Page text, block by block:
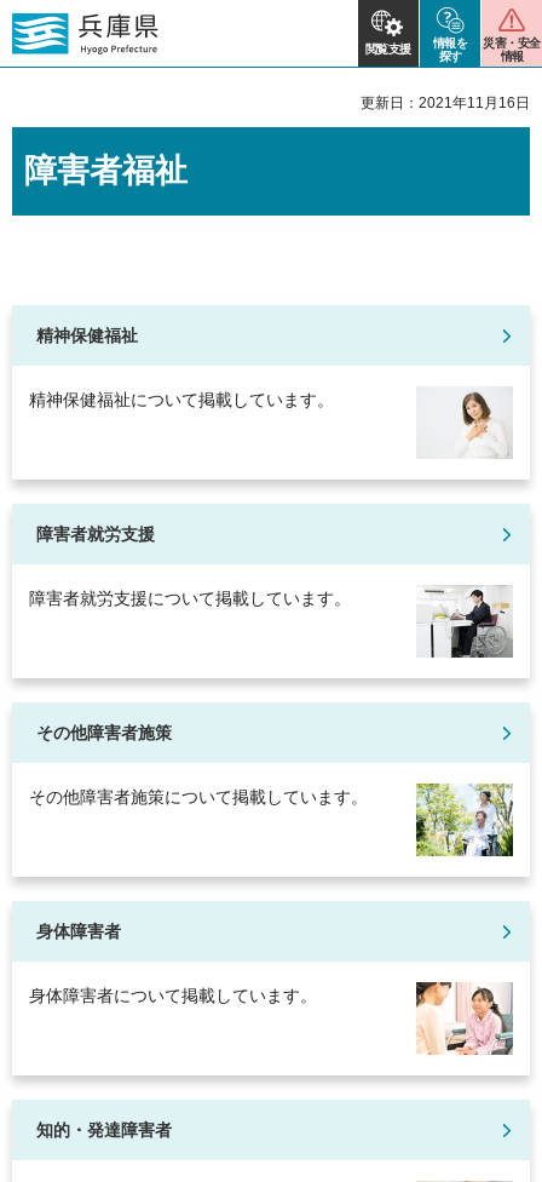
閲覧支援
情報を
探す
災害・安全
情報
更新日：2021年11月16日
障害者福祉
精神保健福祉
精神保健福祉について掲載しています。
障害者就労支援
障害者就労支援について掲載しています。
その他障害者施策
その他障害者施策について掲載しています。
身体障害者
身体障害者について掲載しています。
知的・発達障害者